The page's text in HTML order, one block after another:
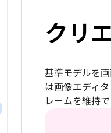
クリ
基準モデルを
は画像エディ
レームを維持